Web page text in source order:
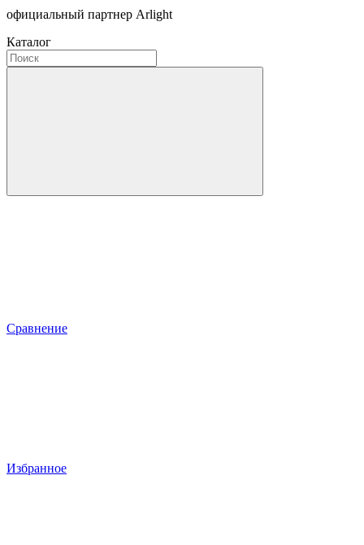
официальный партнер Arlight
Каталог
Сравнение
Избранное